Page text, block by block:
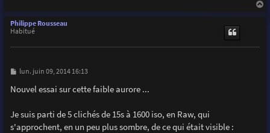
Philippe Rousseau
Habitué
M
s
s
e
lun. juin 09, 2014 16:13
Nouvel essai sur cette faible aurore ...
Je suis parti de 5 clichés de 15s à 1600 iso, en Raw, qui
s'approchent, en un peu plus sombre, de ce qui était visible :